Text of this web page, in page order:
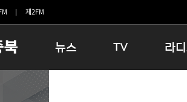
제2FM
뉴스 TV 라